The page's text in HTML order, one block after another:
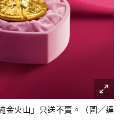
金火山」只送不賣。（圖／達